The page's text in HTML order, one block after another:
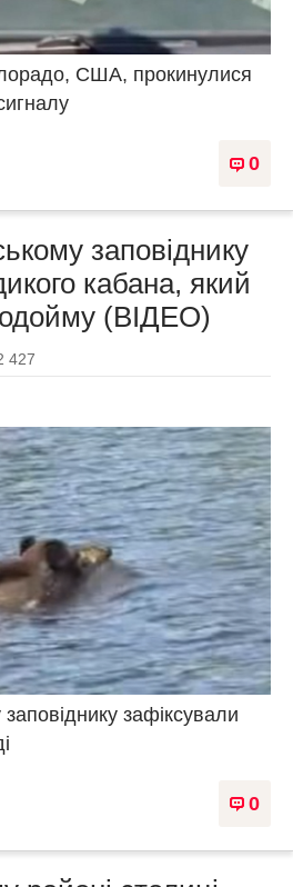
США, прокинулися
0
заповіднику
кабана, який
(ВІДЕО)
427
зафіксували
0